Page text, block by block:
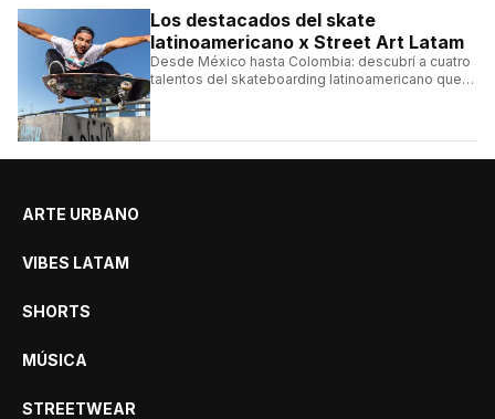
Los destacados del skate
latinoamericano x Street Art Latam
Desde México hasta Colombia: descubrí a cuatro
talentos del skateboarding latinoamericano que
ARTE URBANO
VIBES LATAM
SHORTS
MÚSICA
STREETWEAR